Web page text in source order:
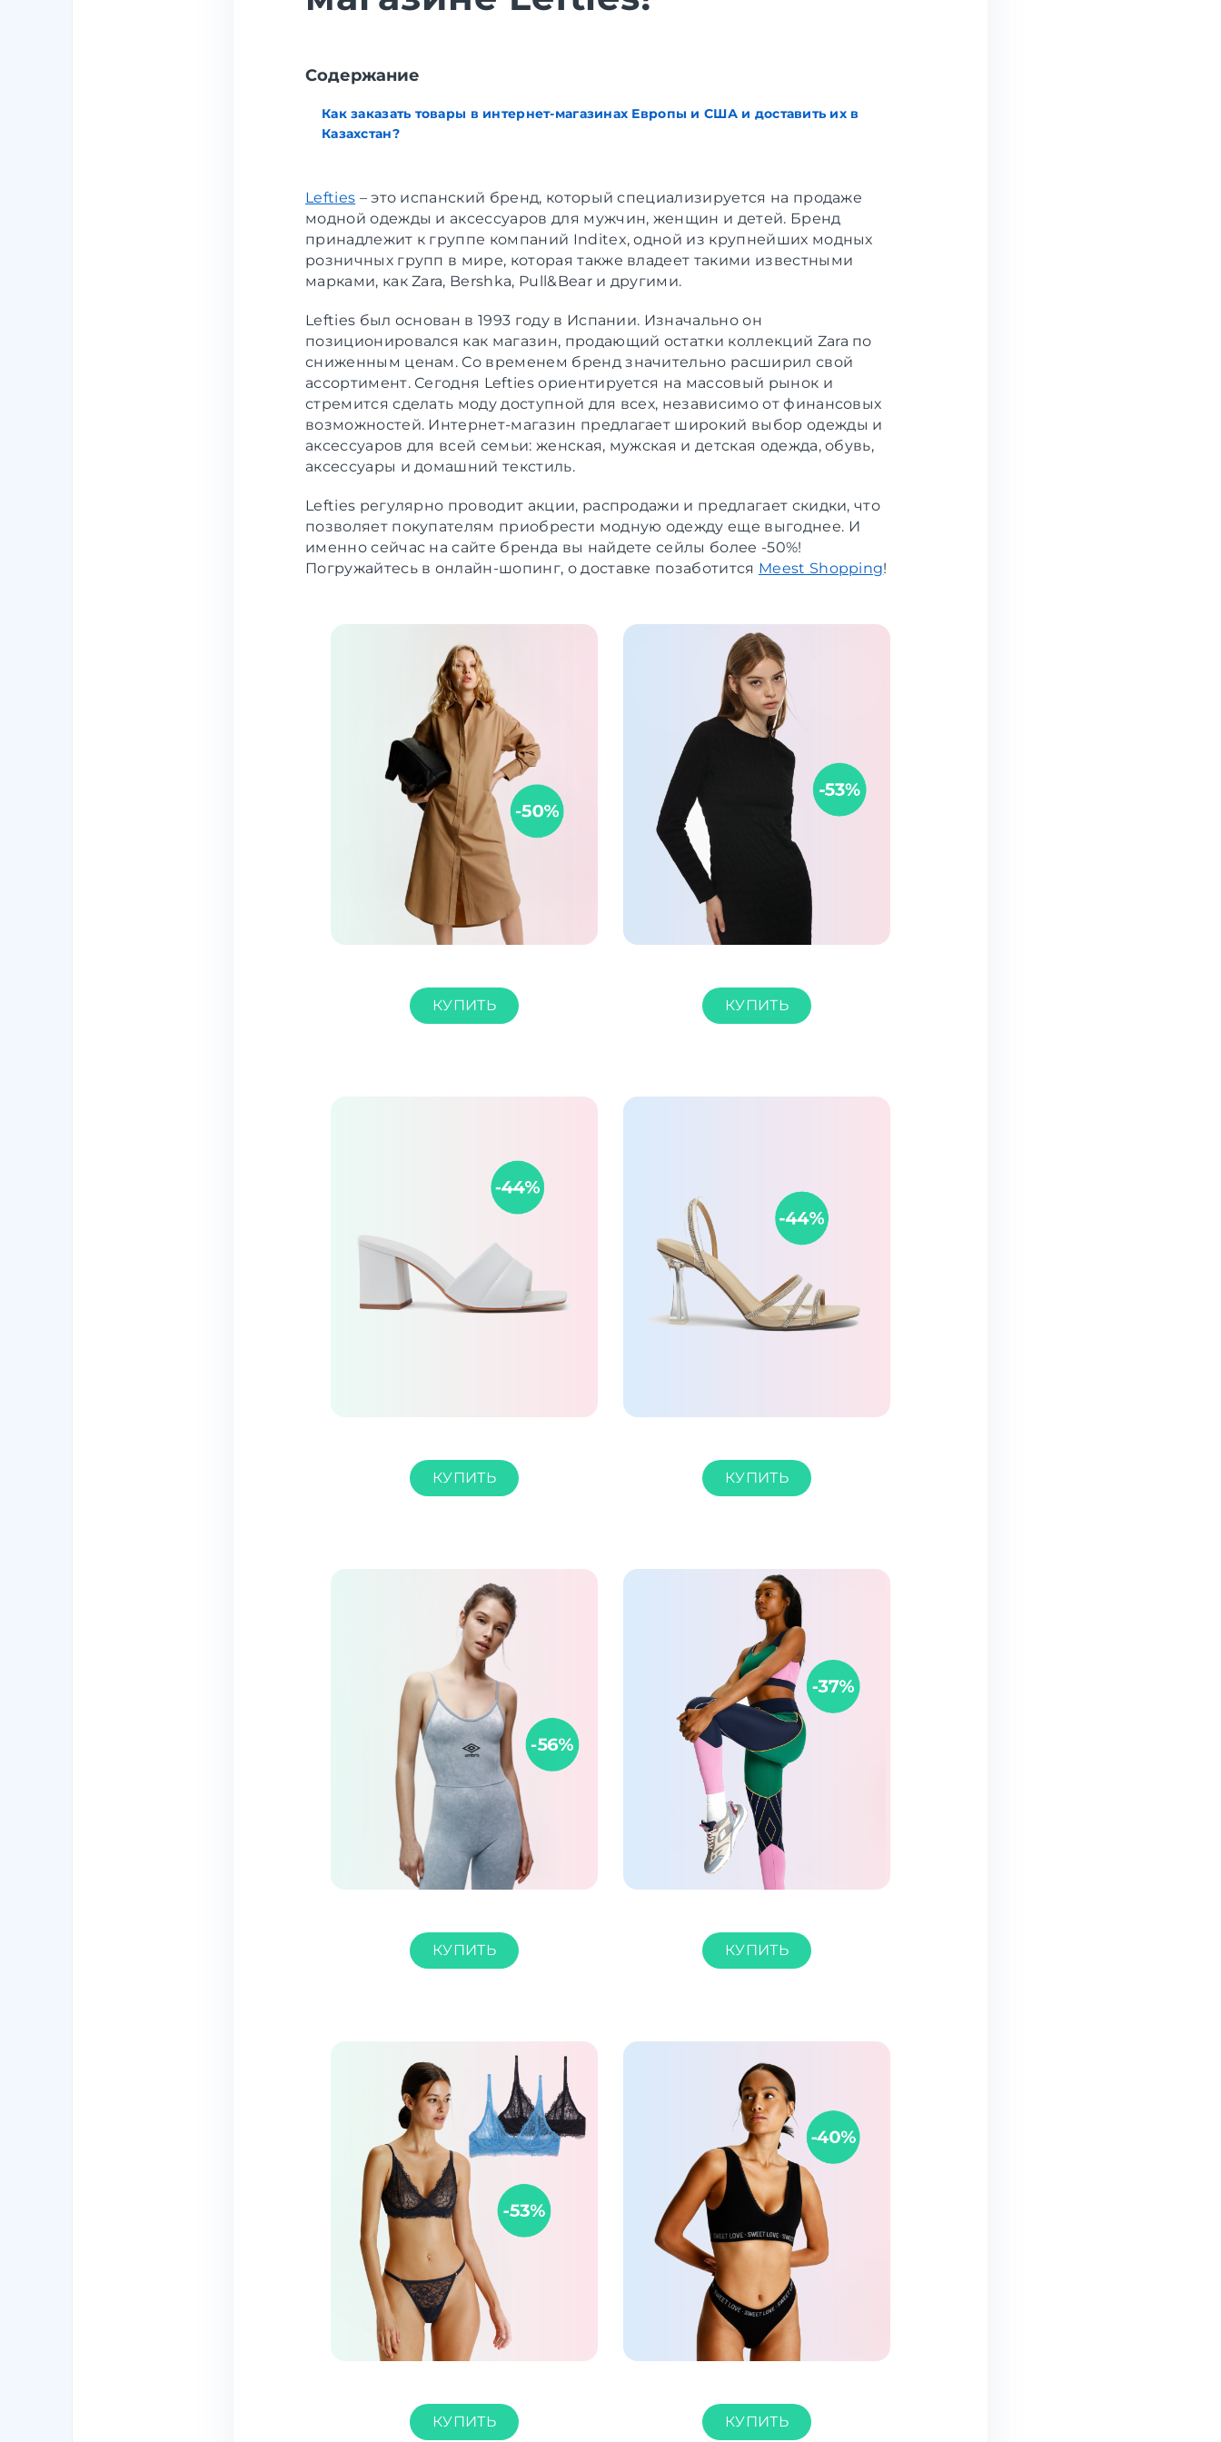
Содержание
Как заказать товары в интернет-магазинах Европы и США и доставить их в
Казахстан?
Lefties – это испанский бренд, который специализируется на продаже
модной одежды и аксессуаров для мужчин, женщин и детей. Бренд
принадлежит к группе компаний Inditex, одной из крупнейших модных
розничных групп в мире, которая также владеет такими известными
марками, как Zara, Bershka, Pull&Bear и другими.
Lefties был основан в 1993 году в Испании. Изначально он
позиционировался как магазин, продающий остатки коллекций Zara по
сниженным ценам. Со временем бренд значительно расширил свой
ассортимент. Сегодня Lefties ориентируется на массовый рынок и
стремится сделать моду доступной для всех, независимо от финансовых
возможностей. Интернет-магазин предлагает широкий выбор одежды и
аксессуаров для всей семьи: женская, мужская и детская одежда, обувь,
аксессуары и домашний текстиль.
Lefties регулярно проводит акции, распродажи и предлагает скидки, что
позволяет покупателям приобрести модную одежду еще выгоднее. И
именно сейчас на сайте бренда вы найдете сейлы более -50%!
Погружайтесь в онлайн-шопинг, о доставке позаботится Meest Shopping!
КУПИТЬ КУПИТЬ
КУПИТЬ КУПИТЬ
КУПИТЬ КУПИТЬ
КУПИТЬ КУПИТЬ